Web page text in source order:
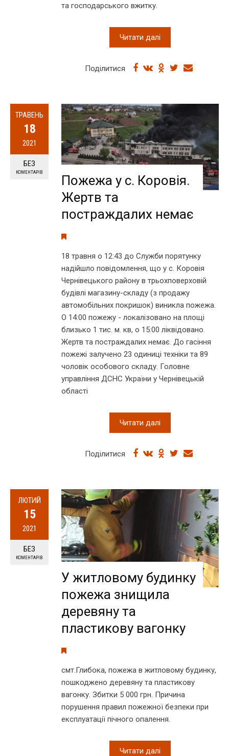
та господарського вжитку.
Читати далі
Поділитися
ТРАВЕНЬ
18
2021
БЕЗ
КОМЕНТАРІВ
Пожежа у с. Коровія.
Жертв та
постраждалих немає
18 травня о 12:43 до Служби порятунку
надійшло повідомлення, що у с. Коровія
Чернівецького району в трьохповерховій
будівлі магазину-складу (з продажу
автомобільних покришок) виникла пожежа.
О 14:00 пожежу - локалізовано на площі
близько 1 тис. м. кв, о 15:00 ліквідовано.
Жертв та постраждалих немає. До гасіння
пожежі залучено 23 одиниці техніки та 89
чоловік особового складу. Головне
управління ДСНС України у Чернівецькій
області
Читати далі
Поділитися
ЛЮТИЙ
15
2021
БЕЗ
КОМЕНТАРІВ
У житловому будинку
пожежа знищила
деревяну та
пластикову вагонку
смт.Глибока, пожежа в житловому будинку,
пошкоджено деревяну та пластикову
вагонку. Збитки 5 000 грн. Причина
порушення правил пожежної безпеки при
експлуатації пічного опалення.
Читати далі